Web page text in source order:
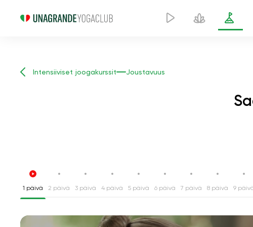
Intensiiviset joogakurssit Joustavuus
1 päivä 2 päivä 3 päivä 4 päivä 5 päivä 6 päivä 7 päivä 8 päivä 9